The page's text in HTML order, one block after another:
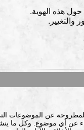
هذه الهوية.
والتغيير.
عن الموضوعات
عن أي موضوع. وكل ما